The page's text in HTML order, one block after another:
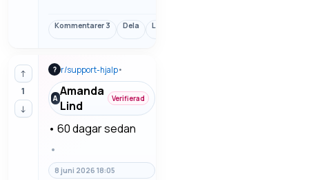
dator blir långsam.
avgör, inte bara
rubriken eller den
första känslan. Vi
går igenom
felsökning steg
Kommentarer 3 Dela Länk
↑
1
↓
? r/support-hjalp•
AAmanda
Lind
Verifierad
• 60 dagar sedan
•
8 juni 2026 18:05